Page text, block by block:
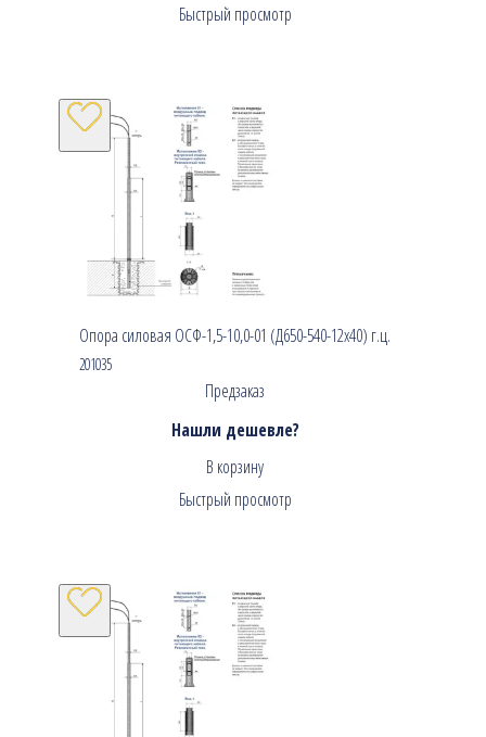
Быстрый просмотр
Опора силовая ОСФ-1,5-10,0-01 (Д650-540-12х40) г.ц.
201035
Предзаказ
Нашли дешевле?
В корзину
Быстрый просмотр